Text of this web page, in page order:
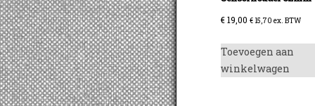
€19,00 € 15,70 ex. BTW
Toevoegen aan
winkelwagen